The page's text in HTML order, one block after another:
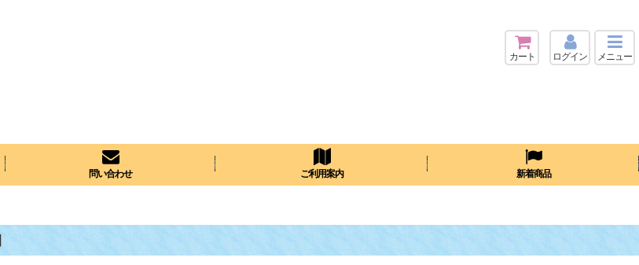
カート ログイン メニュー
問い合わせ ご利用案内 新着商品